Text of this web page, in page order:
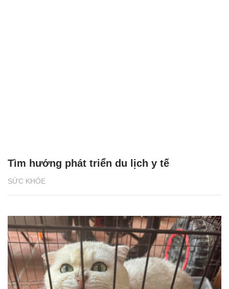
SỨC KHỎE
Tìm hướng phát triển du lịch y tế